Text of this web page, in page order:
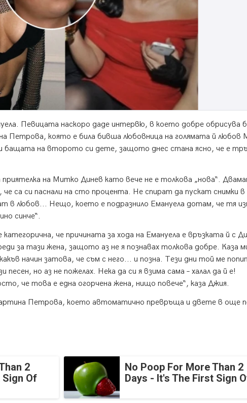
Певицата наскоро даде интервю, в което добре обрисува
Петрова, която е била бивша любовница на голямата й любов
бащата на второто си дете, защото днес стана ясно, че е
на Митко Динев като вече не е толкова „нова“.
че са си паснали на сто процента. Не спират да пускат снимки в
в любов... Нещо, което е подразнило Емануела дотам, че тя
синче“.
че причината за хода на Емануела е връзката й с
за тази жена, защото аз не я познавах толкова добре. Каза
начин затова, че съм с него... и позна. Тези дни той ме
песен, но аз не пожелах. Нека да си я взима сама – халал да й е!
че това е една огорчена жена, нищо повече“, каза Джия.
Петрова, което автоматично превръща и двете в още
2
Sign Of
No Poop For More Than 2
Days - It's The First Sign